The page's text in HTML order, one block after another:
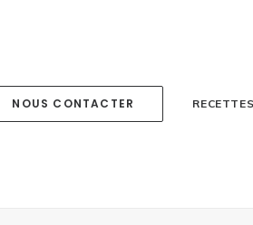
NOUS CONTACTER RECETTES